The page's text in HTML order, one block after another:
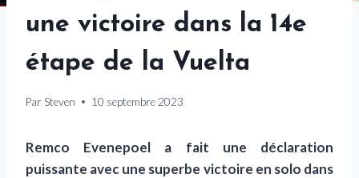
une victoire dans la 14e
étape de la Vuelta
Par Steven 10 septembre 2023
Remco Evenepoel a fait une déclaration
puissante avec une superbe victoire en solo dans